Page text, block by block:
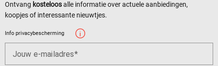
Ontvang kosteloosalle informatie over actuele aanbiedingen,
koopjes of interessante nieuwtjes.
Info privacybescherming
Jouw e-mailadres